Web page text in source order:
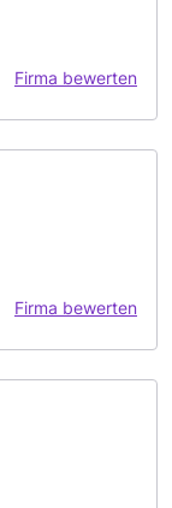
Firma bewerten
Firma bewerten